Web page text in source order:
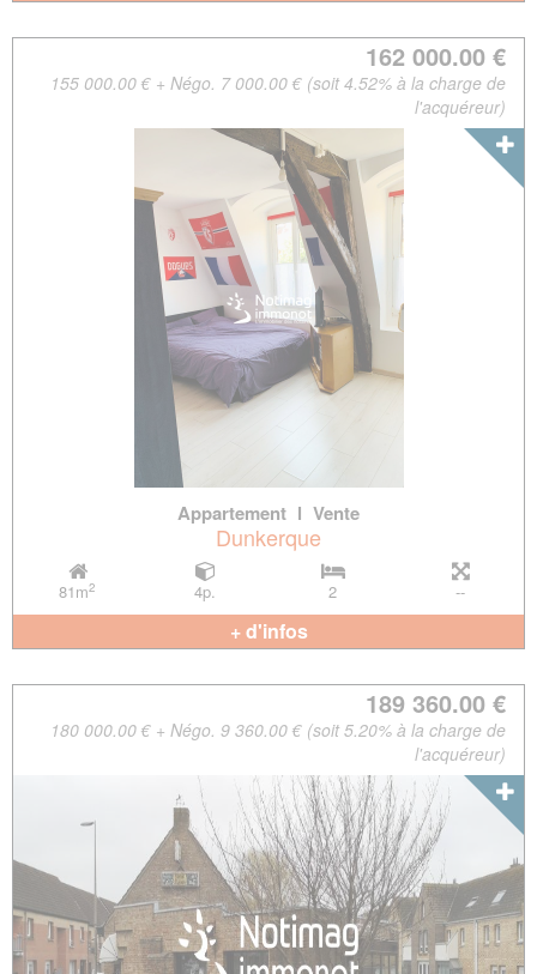
162 000.00 €
155 000.00 € + Négo. 7 000.00 € (soit 4.52% à la charge de
l'acquéreur)
Appartement l Vente
Dunkerque
81m2 4p. 2 --
+ d'infos
189 360.00 €
180 000.00 € + Négo. 9 360.00 € (soit 5.20% à la charge de
l'acquéreur)